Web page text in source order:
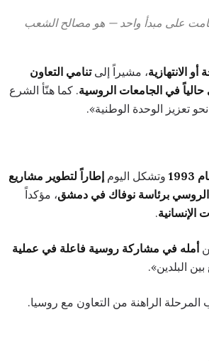
على مبدأ واحد — هو مصالح الشعب
الانتهازية، مشيراً إلىتنامي التعاون
في الجامعات الروسية. كما هنّأ الشرع
تعزيز الوحدة الوطنية».
وتشكل اليوم إطاراً لتطوير مشاريع
الروسي برئاسة نوفاك في دمشق، مؤكداً
.
أمله في مشاركة روسية فاعلة في عملية
البلدين».
المرحلة الراهنة من التعاون مع روسيا.